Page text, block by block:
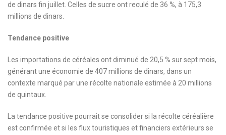
de dinars fin juillet. Celles de sucre ont reculé de 36 %, à 175,3
millions de dinars.
Tendance positive
Les importations de céréales ont diminué de 20,5 % sur sept mois,
générant une économie de 407 millions de dinars, dans un
contexte marqué par une récolte nationale estimée à 20 millions
de quintaux.
La tendance positive pourrait se consolider si la récolte céréalière
est confirmée et si les flux touristiques et financiers extérieurs se